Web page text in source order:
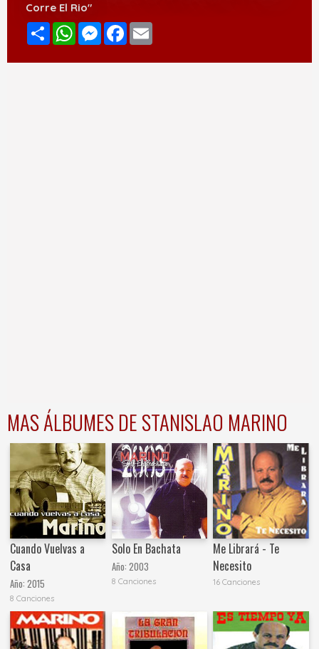
Corre El Rio"
Compartir
WhatsAppMessenger
Facebook
MAS ÁLBUMES DE STANISLAO MARINO
Cuando Vuelvas a
Casa
Año:2015
8 Canciones
Solo En Bachata
Año: 2003
8 Canciones
Me Librará - Te
Necesito
16 Canciones